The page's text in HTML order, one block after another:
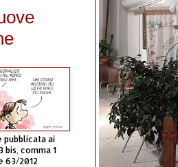
pubblicata ai
bis, comma 1
63/2012